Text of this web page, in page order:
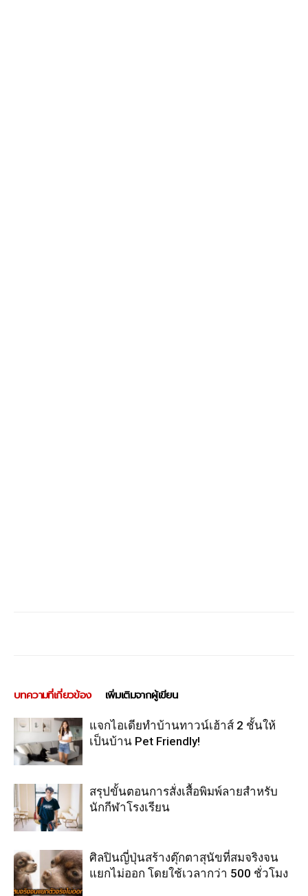
บทความที่เกี่ยวข้อง เพิ่มเติมจากผู้เขียน
แจกไอเดียทำบ้านทาวน์เฮ้าส์ 2 ชั้นให้
เป็นบ้าน Pet Friendly!
สรุปขั้นตอนการสั่งเสื้อพิมพ์ลายสำหรับ
นักกีฬาโรงเรียน
ศิลปินญี่ปุ่นสร้างตุ๊กตาสุนัขที่สมจริงจน
แยกไม่ออก โดยใช้เวลากว่า 500 ชั่วโมง